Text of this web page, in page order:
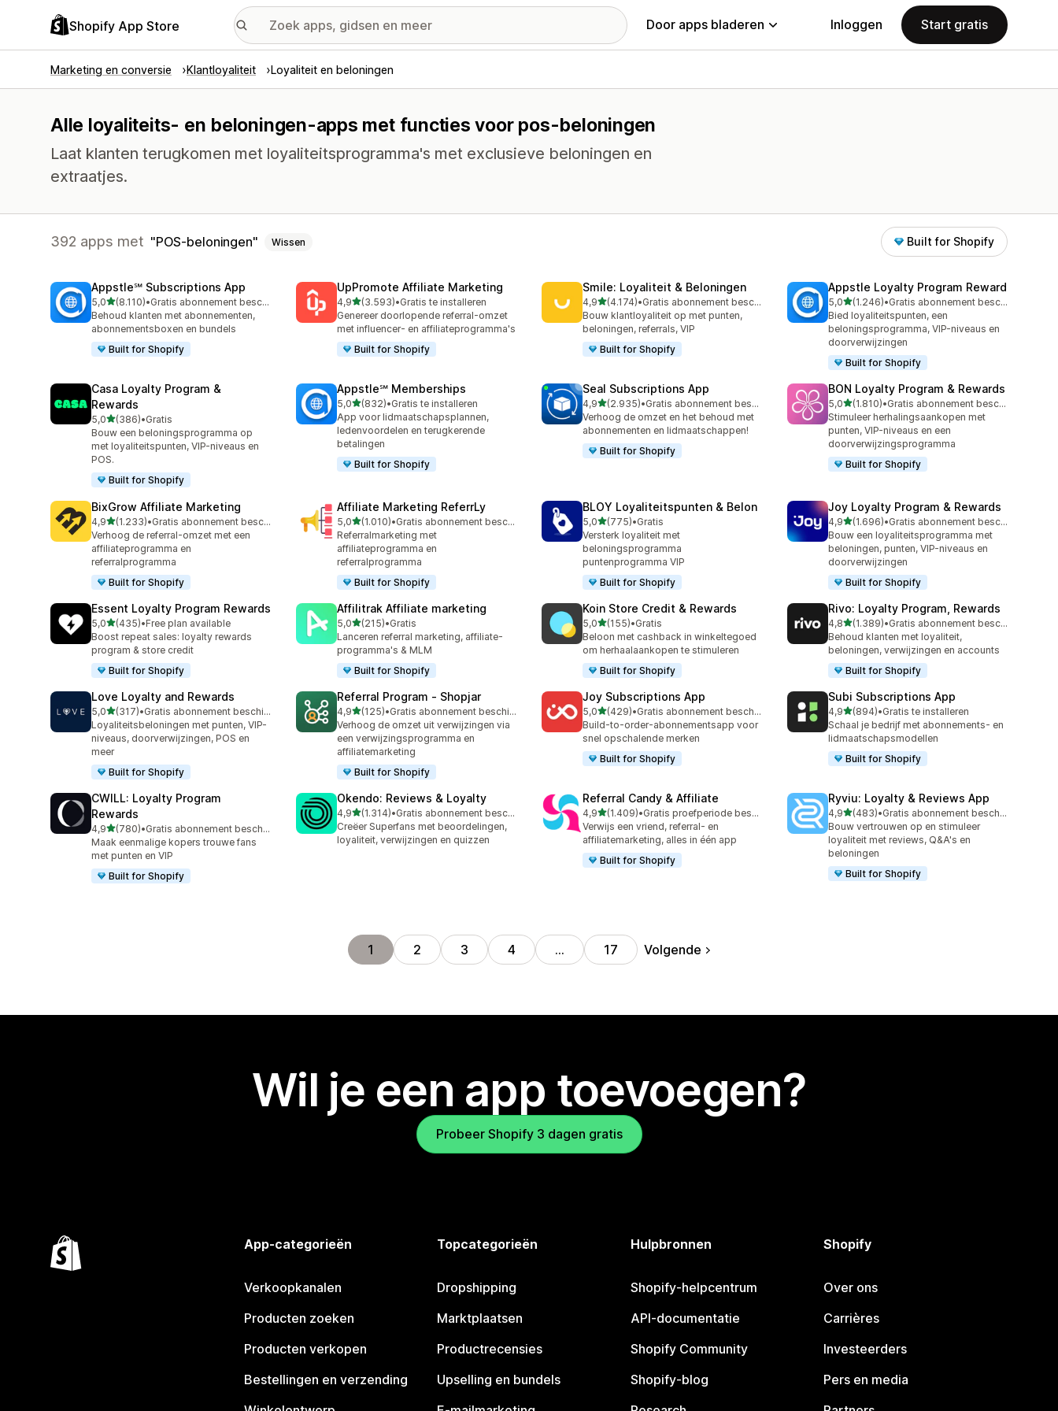
Shopify App Store Door apps bladeren Inloggen Start gratis
Marketing en conversie Klantloyaliteit Loyaliteit en beloningen
Alle loyaliteits- en beloningen-apps met functies voor pos-beloningen
Laat klanten terugkomen met loyaliteitsprogramma's met exclusieve beloningen en
extraatjes.
392 apps met POS-beloningen Wissen Built for Shopify
Appstle℠ Subscriptions App
5,0van 5 sterren
(8.110)
8110 recensies in totaal
•
Gratis abonnement beschikbaar
Behoud klanten met abonnementen,
abonnementsboxen en bundels
Built for Shopify
UpPromote Affiliate Marketing
4,9van 5 sterren
(3.593)
3593 recensies in totaal
•Gratis te installeren
Genereer doorlopende referral-omzet
met influencer- en affiliateprogramma's
Built for Shopify
Smile: Loyaliteit & Beloningen
4,9van 5 sterren
(4.174)
4174 recensies in totaal
•
Gratis abonnement beschikbaar
Bouw klantloyaliteit op met punten,
beloningen, referrals, VIP
Built for Shopify
Appstle Loyalty Program Reward
5,0van 5 sterren
(1.246)
1246 recensies in totaal
•
Gratis abonnement beschikbaar
Bied loyaliteitspunten, een
beloningsprogramma, VIP-niveaus en
doorverwijzingen
Built for Shopify
Casa Loyalty Program &
Rewards
5,0van 5 sterren
(386)
386 recensies in totaal
•Gratis
Bouw een beloningsprogramma op
met loyaliteitspunten, VIP-niveaus en
POS.
Built for Shopify
Appstle℠ Memberships
5,0van 5 sterren
(832)
832 recensies in totaal
•Gratis te installeren
App voor lidmaatschapsplannen,
ledenvoordelen en terugkerende
betalingen
Built for Shopify
Seal Subscriptions App
4,9van 5 sterren
(2.935)
2935 recensies in totaal
•
Gratis abonnement beschikbaar
Verhoog de omzet en het behoud met
abonnementen en lidmaatschappen!
Built for Shopify
BON Loyalty Program & Rewards
5,0van 5 sterren
(1.810)
1810 recensies in totaal
•
Gratis abonnement beschikbaar
Stimuleer herhalingsaankopen met
punten, VIP-niveaus en een
doorverwijzingsprogramma
Built for Shopify
BixGrow Affiliate Marketing
4,9van 5 sterren
(1.233)
1233 recensies in totaal
•
Gratis abonnement beschikbaar
Verhoog de referral-omzet met een
affiliateprogramma en
referralprogramma
Built for Shopify
Affiliate Marketing ReferrLy
5,0van 5 sterren
(1.010)
1010 recensies in totaal
•
Gratis abonnement beschikbaar
Referralmarketing met
affiliateprogramma en
referralprogramma
Built for Shopify
BLOY Loyaliteitspunten & Belon
5,0van 5 sterren
(775)
775 recensies in totaal
•Gratis
Versterk loyaliteit met
beloningsprogramma
puntenprogramma VIP
Built for Shopify
Joy Loyalty Program & Rewards
4,9van 5 sterren
(1.696)
1696 recensies in totaal
•
Gratis abonnement beschikbaar
Bouw een loyaliteitsprogramma met
beloningen, punten, VIP-niveaus en
doorverwijzingen
Built for Shopify
Essent Loyalty Program Rewards
5,0van 5 sterren
(435)
435 recensies in totaal
•Free plan available
Boost repeat sales: loyalty rewards
program & store credit
Built for Shopify
Affilitrak Affiliate marketing
5,0van 5 sterren
(215)
215 recensies in totaal
•Gratis
Lanceren referral marketing, affiliate-
programma's & MLM
Built for Shopify
Koin Store Credit & Rewards
5,0van 5 sterren
(155)
155 recensies in totaal
•Gratis
Beloon met cashback in winkeltegoed
om herhaalaankopen te stimuleren
Built for Shopify
Rivo: Loyalty Program, Rewards
4,8van 5 sterren
(1.389)
1389 recensies in totaal
•
Gratis abonnement beschikbaar
Behoud klanten met loyaliteit,
beloningen, verwijzingen en accounts
Built for Shopify
Love Loyalty and Rewards
5,0van 5 sterren
(317)
317 recensies in totaal
•
Gratis abonnement beschikbaar
Loyaliteitsbeloningen met punten, VIP-
niveaus, doorverwijzingen, POS en
meer
Built for Shopify
Referral Program ‑ Shopjar
4,9van 5 sterren
(125)
125 recensies in totaal
•
Gratis abonnement beschikbaar
Verhoog de omzet uit verwijzingen via
een verwijzingsprogramma en
affiliatemarketing
Built for Shopify
Joy Subscriptions App
5,0van 5 sterren
(429)
429 recensies in totaal
•
Gratis abonnement beschikbaar
Build-to-order-abonnementsapp voor
snel opschalende merken
Built for Shopify
Subi Subscriptions App
4,9van 5 sterren
(894)
894 recensies in totaal
•Gratis te installeren
Schaal je bedrijf met abonnements- en
lidmaatschapsmodellen
Built for Shopify
CWILL: Loyalty Program
Rewards
4,9van 5 sterren
(780)
780 recensies in totaal
•
Gratis abonnement beschikbaar
Maak eenmalige kopers trouwe fans
met punten en VIP
Built for Shopify
Okendo: Reviews & Loyalty
4,9van 5 sterren
(1.314)
1314 recensies in totaal
•
Gratis abonnement beschikbaar
Creëer Superfans met beoordelingen,
loyaliteit, verwijzingen en quizzen
Referral Candy & Affiliate
4,9van 5 sterren
(1.409)
1409 recensies in totaal
•
Gratis proefperiode beschikbaar
Verwijs een vriend, referral- en
affiliatemarketing, alles in één app
Built for Shopify
Ryviu: Loyalty & Reviews App
4,9van 5 sterren
(483)
483 recensies in totaal
•
Gratis abonnement beschikbaar
Bouw vertrouwen op en stimuleer
loyaliteit met reviews, Q&A's en
beloningen
Built for Shopify
1 2 3 4 … 17 Volgende
Wil je een app toevoegen?
Probeer Shopify 3 dagen gratis
App-categorieën
Verkoopkanalen
Producten zoeken
Producten verkopen
Bestellingen en verzending
Topcategorieën
Dropshipping
Marktplaatsen
Productrecensies
Upselling en bundels
Hulpbronnen
Shopify-helpcentrum
API-documentatie
Shopify Community
Shopify-blog
Shopify
Over ons
Carrières
Investeerders
Pers en media